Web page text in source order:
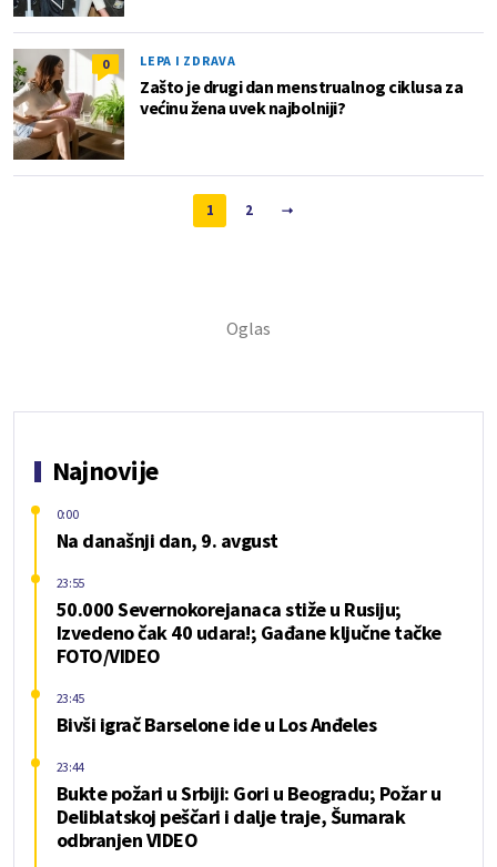
0 LEPA I ZDRAVA
Zašto je drugi dan menstrualnog ciklusa za
većinu žena uvek najbolniji?
1 2
Najnovije
Na današnji dan, 9. avgust
0:00
50.000 Severnokorejanaca stiže u Rusiju;
Izvedeno čak 40 udara!; Gađane ključne tačke
FOTO/VIDEO
23:55
Bivši igrač Barselone ide u Los Anđeles
23:45
Bukte požari u Srbiji: Gori u Beogradu; Požar u
Deliblatskoj peščari i dalje traje, Šumarak
odbranjen VIDEO
23:44